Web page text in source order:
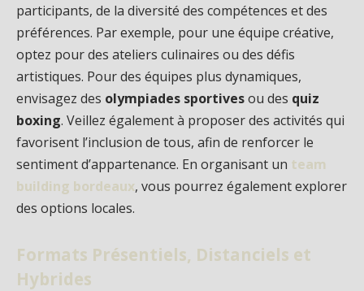
participants, de la diversité des compétences et des
préférences. Par exemple, pour une équipe créative,
optez pour des ateliers culinaires ou des défis
artistiques. Pour des équipes plus dynamiques,
envisagez des olympiades sportivesou des quiz
boxing. Veillez également à proposer des activités qui
favorisent l’inclusion de tous, afin de renforcer le
sentiment d’appartenance. En organisant un team
building bordeaux, vous pourrez également explorer
des options locales.
Formats Présentiels, Distanciels et
Hybrides